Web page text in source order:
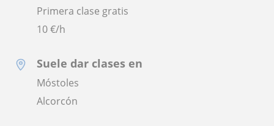
Primera clase gratis
10€/h
Suele dar clases en
Móstoles
Alcorcón